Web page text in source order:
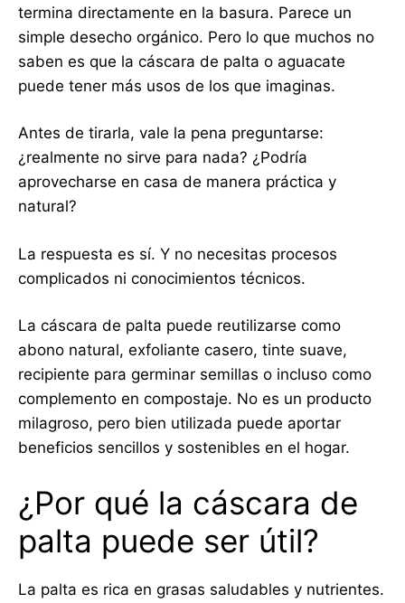
termina directamente en la basura. Parece un
simple desecho orgánico. Pero lo que muchos no
saben es que la cáscara de palta o aguacate
puede tener más usos de los que imaginas.
Antes de tirarla, vale la pena preguntarse:
¿realmente no sirve para nada? ¿Podría
aprovecharse en casa de manera práctica y
natural?
La respuesta es sí. Y no necesitas procesos
complicados ni conocimientos técnicos.
La cáscara de palta puede reutilizarse como
abono natural, exfoliante casero, tinte suave,
recipiente para germinar semillas o incluso como
complemento en compostaje. No es un producto
milagroso, pero bien utilizada puede aportar
beneficios sencillos y sostenibles en el hogar.
¿Por qué la cáscara de
palta puede ser útil?
La palta es rica en grasas saludables y nutrientes.